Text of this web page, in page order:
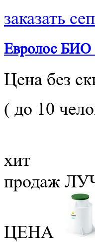
заказать
Евролос БИО
Цена без
( до 10
хит
продаж
ЦЕНА